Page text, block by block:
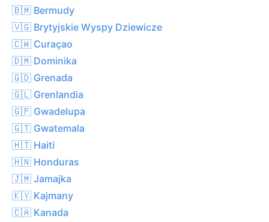
🇧🇲 Bermudy
🇻🇬 Brytyjskie Wyspy Dziewicze
🇨🇼 Curaçao
🇩🇲 Dominika
🇬🇩 Grenada
🇬🇱 Grenlandia
🇬🇵 Gwadelupa
🇬🇹 Gwatemala
🇭🇹 Haiti
🇭🇳 Honduras
🇯🇲 Jamajka
🇰🇾 Kajmany
🇨🇦 Kanada